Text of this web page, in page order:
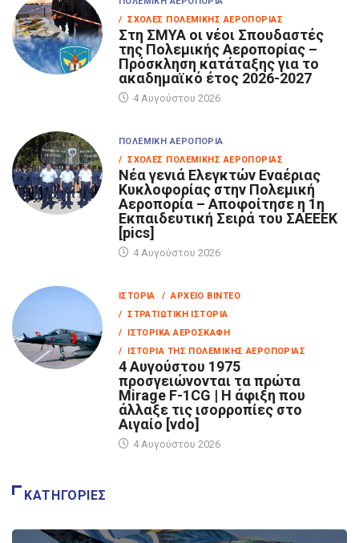
/ ΣΧΟΛΈΣ ΠΟΛΕΜΙΚΉΣ ΑΕΡΟΠΟΡΊΑΣ
Στη ΣΜΥΑ οι νέοι Σπουδαστές
της Πολεμικής Αεροπορίας –
Πρόσκληση κατάταξης για το
ακαδημαϊκό έτος 2026-2027
4 Αυγούστου 2026
ΠΟΛΕΜΙΚΉ ΑΕΡΟΠΟΡΊΑ
/ ΣΧΟΛΈΣ ΠΟΛΕΜΙΚΉΣ ΑΕΡΟΠΟΡΊΑΣ
Νέα γενιά Ελεγκτών Εναέριας
Κυκλοφορίας στην Πολεμική
Αεροπορία – Αποφοίτησε η 1η
Εκπαιδευτική Σειρά του ΣΑΕΕΕΚ
[pics]
4 Αυγούστου 2026
ΙΣΤΟΡΊΑ
/ ΑΡΧΕΊΟ ΒΊΝΤΕΟ
/ ΣΤΡΑΤΙΩΤΙΚΉ ΙΣΤΟΡΊΑ
/ ΙΣΤΟΡΙΚΆ ΑΕΡΟΣΚΆΦΗ
/ ΙΣΤΟΡΊΑ ΤΗΣ ΠΟΛΕΜΙΚΉΣ ΑΕΡΟΠΟΡΊΑΣ
4 Αυγούστου 1975
προσγειώνονται τα πρώτα
Mirage F-1CG | Η άφιξη που
άλλαξε τις ισορροπίες στο
Αιγαίο [vdo]
4 Αυγούστου 2026
ΚΑΤΗΓΟΡΊΕΣ